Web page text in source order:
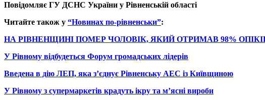
Повідомляє ГУ ДСНС України у Рівненській області
Читайте також у “Новинах по-рівненськи”:
НА РІВНЕНЩИНІ ПОМЕР ЧОЛОВІК, ЯКИЙ ОТРИМАВ 98%
У Рівному відбудеться Форум громадських лідерів
Введена в дію ЛЕП, яка з’єднує Рівненську АЕС із Київщиною
У Рівному з супермаркетів крадуть ікру та м’ясні вироби